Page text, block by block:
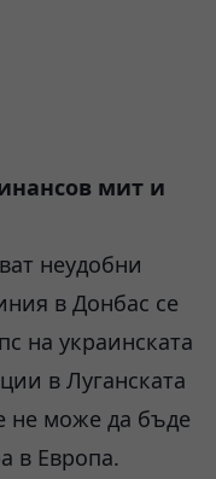
мит и
неудобни
в Донбас се
на украинската
в Луганската
не може да бъде
в Европа.